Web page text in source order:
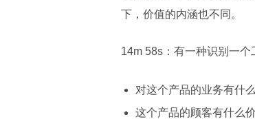
下，价值的内涵也不同。
14m 58s：有一种识别一个
对这个产品的业务有什
这个产品的顾客有什么